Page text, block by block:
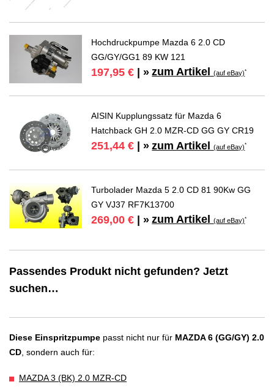
Hochdruckpumpe Mazda 6 2.0 CD
GG/GY/GG1 89 KW 121
197,95 € | » zum Artikel(auf eBay)*
AISIN Kupplungssatz für Mazda 6
Hatchback GH 2.0 MZR-CD GG GY CR19
251,44 € | » zum Artikel(auf eBay)*
Turbolader Mazda 5 2.0 CD 81 90Kw GG
GY VJ37 RF7K13700
269,00 € | » zum Artikel(auf eBay)*
Passendes Produkt nicht gefunden? Jetzt
suchen…
Diese Einspritzpumpe passt nicht nur für MAZDA 6 (GG/GY) 2.0
CD, sondern auch für:
MAZDA 3 (BK) 2.0 MZR-CD